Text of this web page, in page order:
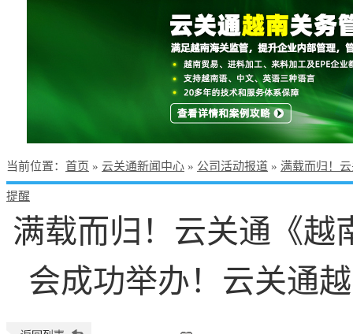
当前位置： 首页 » 云关通新闻中心 » 公司活动报道 » 满载而归！
提醒
满载而归！云关通《越
会成功举办！云关通